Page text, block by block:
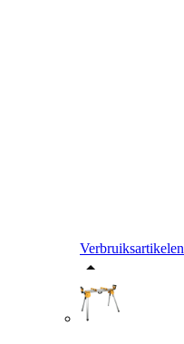
Verbruiksartikelen